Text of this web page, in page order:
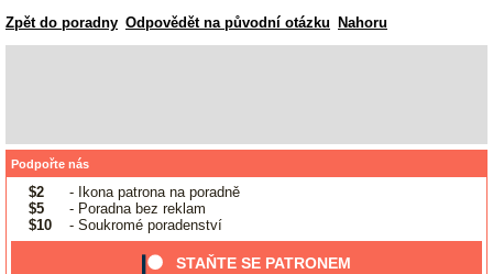
Zpět do poradny Odpovědět na původní otázku Nahoru
Podpořte nás
$2
- Ikona patrona na poradně
$5
- Poradna bez reklam
$10
- Soukromé poradenství
STAŇTE SE PATRONEM